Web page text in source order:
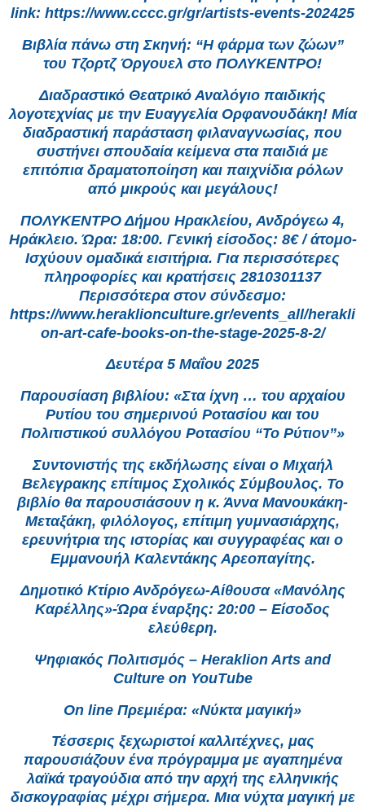
link: https://www.cccc.gr/gr/artists-events-202425
Βιβλία πάνω στη Σκηνή: “Η φάρμα των ζώων”
του Τζορτζ Όργουελ στο ΠΟΛΥΚΕΝΤΡΟ!
Διαδραστικό Θεατρικό Αναλόγιο παιδικής
λογοτεχνίας με την Ευαγγελία Ορφανουδάκη! Μία
διαδραστική παράσταση φιλαναγνωσίας, που
συστήνει σπουδαία κείμενα στα παιδιά με
επιτόπια δραματοποίηση και παιχνίδια ρόλων
από μικρούς και μεγάλους!
ΠΟΛΥΚΕΝΤΡΟ Δήμου Ηρακλείου, Ανδρόγεω 4,
Ηράκλειο. Ώρα: 18:00. Γενική είσοδος: 8€ / άτομο-
Ισχύουν ομαδικά εισιτήρια. Για περισσότερες
πληροφορίες και κρατήσεις 2810301137
Περισσότερα στον σύνδεσμο:
https://www.heraklionculture.gr/events_all/herakli
on-art-cafe-books-on-the-stage-2025-8-2/
Δευτέρα 5 Μαΐου 2025
Παρουσίαση βιβλίου: «Στα ίχνη … του αρχαίου
Ρυτίου του σημερινού Ροτασίου και του
Πολιτιστικού συλλόγου Ροτασίου “Το Ρύτιον”»
Συντονιστής της εκδήλωσης είναι ο Μιχαήλ
Βελεγρακης επίτιμος Σχολικός Σύμβουλος. Το
βιβλίο θα παρουσιάσουν η κ. Άννα Μανουκάκη-
Μεταξάκη, φιλόλογος, επίτιμη γυμνασιάρχης,
ερευνήτρια της ιστορίας και συγγραφέας και ο
Εμμανουήλ Καλεντάκης Αρεοπαγίτης.
Δημοτικό Κτίριο Ανδρόγεω-Αίθουσα «Μανόλης
Καρέλλης»-Ώρα έναρξης: 20:00 – Είσοδος
ελεύθερη.
Ψηφιακός Πολιτισμός – Heraklion Arts and
Culture on YouTube
On line Πρεμιέρα: «Νύκτα μαγική»
Τέσσερις ξεχωριστοί καλλιτέχνες, μας
παρουσιάζουν ένα πρόγραμμα με αγαπημένα
λαϊκά τραγούδια από την αρχή της ελληνικής
δισκογραφίας μέχρι σήμερα. Μια νύχτα μαγική με